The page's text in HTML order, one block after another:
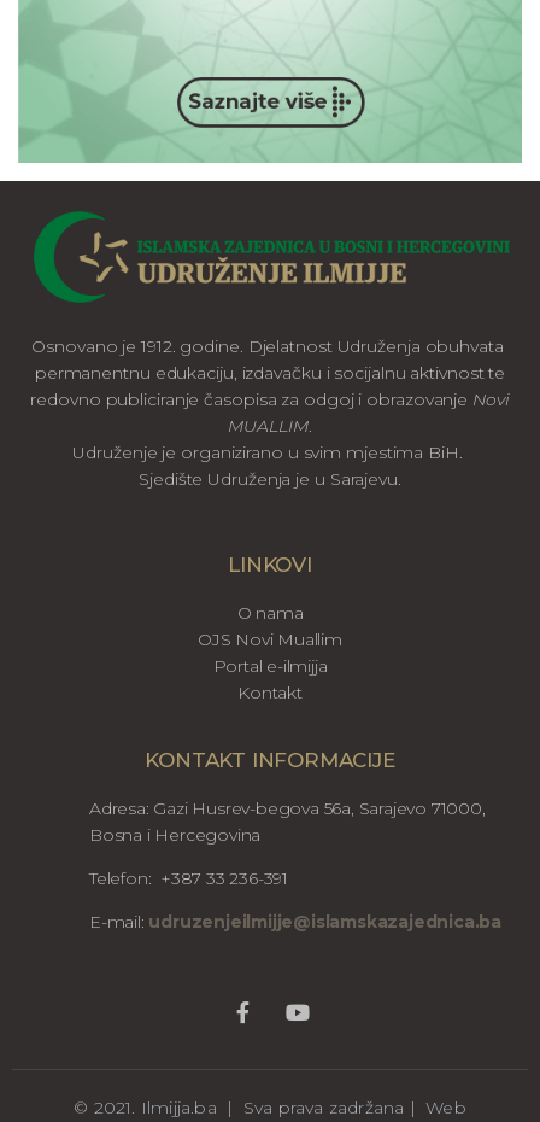
Osnovano je 1912. godine. Djelatnost Udruženja obuhvata
permanentnu edukaciju, izdavačku i socijalnu aktivnost te
redovno publiciranje časopisa za odgoj i obrazovanje Novi
MUALLIM.
Udruženje je organizirano u svim mjestima BiH.
Sjedište Udruženja je u Sarajevu.
LINKOVI
O nama
OJS Novi Muallim
Portal e-ilmijja
Kontakt
KONTAKT INFORMACIJE
Adresa: Gazi Husrev-begova 56a, Sarajevo 71000,
Bosna i Hercegovina
Telefon: +387 33 236-391
E-mail: udruzenjeilmijje@islamskazajednica.ba
© 2021. Ilmijja.ba | Sva prava zadržana | Web